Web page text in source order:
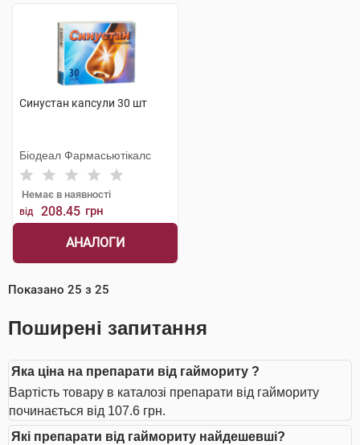
Синустан капсули 30 шт
Біодеал Фармасьютікалс
Немає в наявності
від 208.45 грн
АНАЛОГИ
Показано 25 з 25
Поширені запитання
Яка ціна на препарати від гаймориту ?
Вартість товару в каталозі препарати від гаймориту
починається від 107.6 грн.
Які препарати від гаймориту найдешевші?